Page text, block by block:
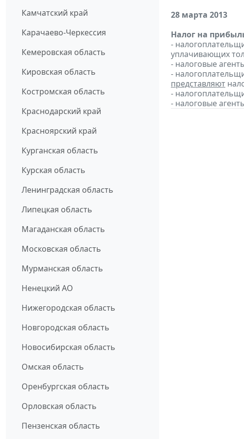
Камчатский край
Карачаево-Черкессия
Кемеровская область
Кировская область
Костромская область
Краснодарский край
Красноярский край
Курганская область
Курская область
Ленинградская область
Липецкая область
Магаданская область
Московская область
Мурманская область
Ненецкий АО
Нижегородская область
Новгородская область
Новосибирская область
Омская область
Оренбургская область
Орловская область
Пензенская область
28 марта 2013
Налог на
-
уплачивающих
- налоговые
-
представляют
-
- налоговые